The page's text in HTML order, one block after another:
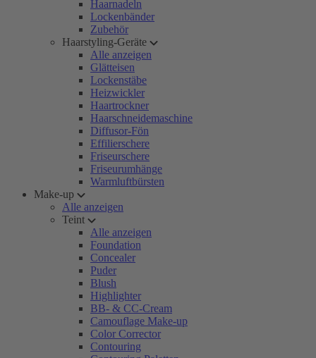
Haarnadeln
Lockenbänder
Zubehör
Haarstyling-Geräte
Alle anzeigen
Glätteisen
Lockenstäbe
Heizwickler
Haartrockner
Haarschneidemaschine
Diffusor-Fön
Effilierschere
Friseurschere
Friseurumhänge
Warmluftbürsten
Make-up
Alle anzeigen
Teint
Alle anzeigen
Foundation
Concealer
Puder
Blush
Highlighter
BB- & CC-Cream
Camouflage Make-up
Color Corrector
Contouring